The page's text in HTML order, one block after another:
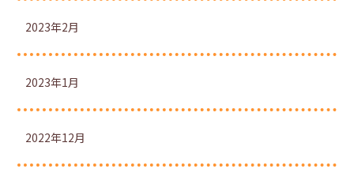
2023年2月
2023年1月
2022年12月